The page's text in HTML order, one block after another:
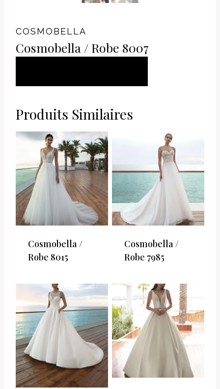
COSMOBELLA
Cosmobella / Robe 8007
Produits Similaires
Cosmobella /
Robe 8015
Cosmobella /
Robe 7985